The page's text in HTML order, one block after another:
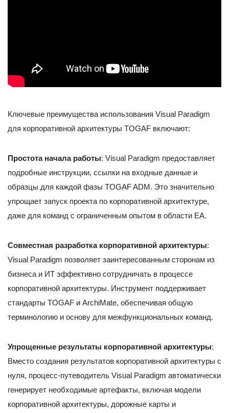
Ключевые преимущества использования Visual Paradigm
для корпоративной архитектуры TOGAF включают:
Простота начала работы: Visual Paradigm предоставляет
подробные инструкции, ссылки на входные данные и
образцы для каждой фазы TOGAF ADM. Это значительно
упрощает запуск проекта по корпоративной архитектуре,
даже для команд с ограниченным опытом в области EA.
Совместная разработка корпоративной архитектуры:
Visual Paradigm позволяет заинтересованным сторонам из
бизнеса и ИТ эффективно сотрудничать в процессе
корпоративной архитектуры. Инструмент поддерживает
стандарты TOGAF и ArchiMate, обеспечивая общую
терминологию и основу для межфункциональных команд.
Упрощенные результаты корпоративной архитектуры:
Вместо создания результатов корпоративной архитектуры с
нуля, процесс-путеводитель Visual Paradigm автоматически
генерирует необходимые артефакты, включая модели
корпоративной архитектуры, дорожные карты и